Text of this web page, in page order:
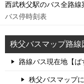
西武秩父駅のバス全路
バス停時刻表
秩父バスマップ路
路線バス現在地【ば
秩父バスマップ